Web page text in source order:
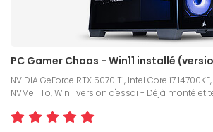
PC Gamer Chaos - Win11 installé
NVIDIA GeForce RTX 5070 Ti, Intel Core i7
NVMe 1 To, Win11 version d'essai - Déjà monté et